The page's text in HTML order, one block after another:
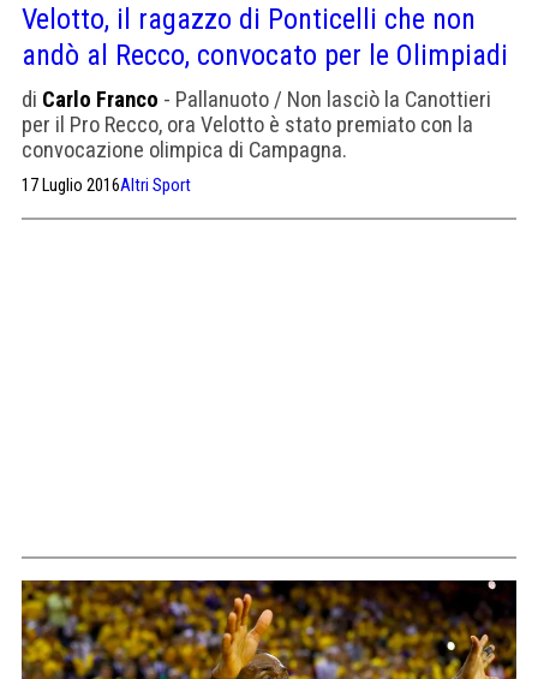
Velotto, il ragazzo di Ponticelli che non
andò al Recco, convocato per le Olimpiadi
di Carlo Franco - Pallanuoto / Non lasciò la Canottieri
per il Pro Recco, ora Velotto è stato premiato con la
convocazione olimpica di Campagna.
17 Luglio 2016Altri Sport